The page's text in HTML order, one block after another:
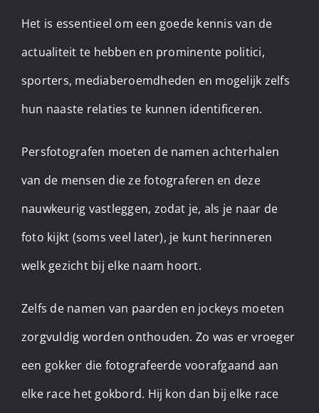
Het is essentieel om een goede kennis van de
actualiteit te hebben en prominente politici,
sporters, mediaberoemdheden en mogelijk zelfs
hun naaste relaties te kunnen identificeren.
Persfotografen moeten de namen achterhalen
van de mensen die ze fotograferen en deze
nauwkeurig vastleggen, zodat je, als je naar de
foto kijkt (soms veel later), je kunt herinneren
welk gezicht bij elke naam hoort.
Zelfs de namen van paarden en jockeys moeten
zorgvuldig worden onthouden. Zo was er vroeger
een gokker die fotografeerde voorafgaand aan
elke race het gokbord. Hij kon dan bij elke race